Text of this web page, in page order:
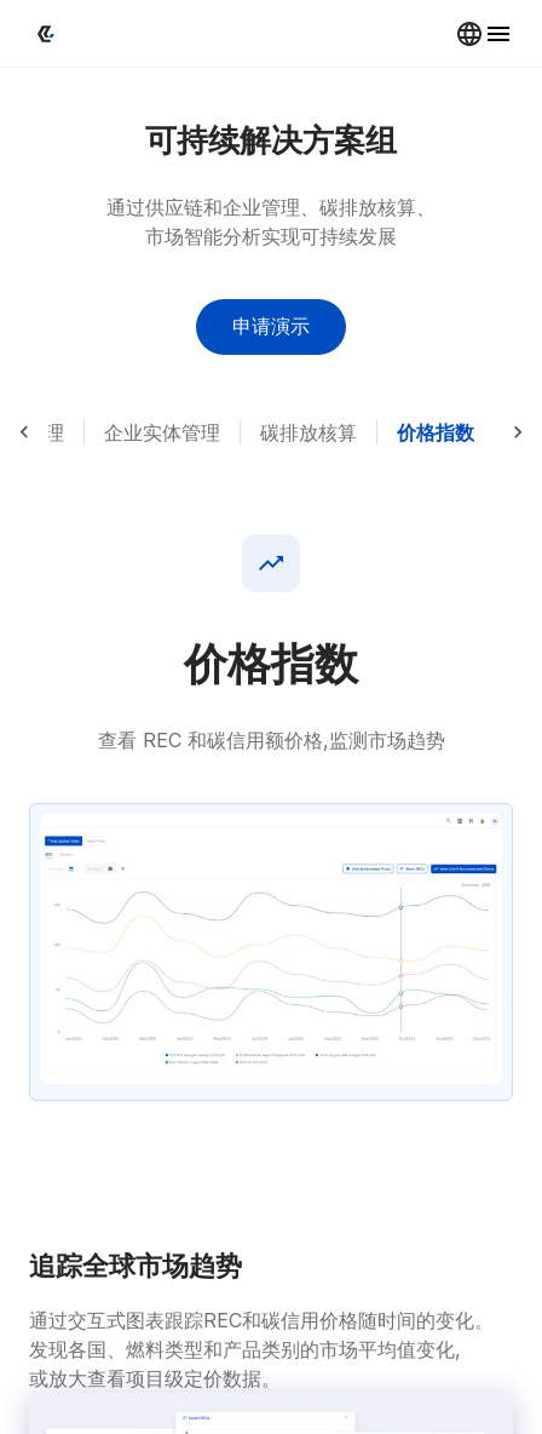
可持续解决方案组
通过供应链和企业管理、碳排放核算、
市场智能分析实现可持续发展
申请演示
链管理 企业实体管理 碳排放核算 价格指数
价格指数
查看 REC 和碳信用额价格,监测市场趋势
追踪全球市场趋势
通过交互式图表跟踪REC和碳信用价格随时间的变化。
发现各国、燃料类型和产品类别的市场平均值变化,
或放大查看项目级定价数据。